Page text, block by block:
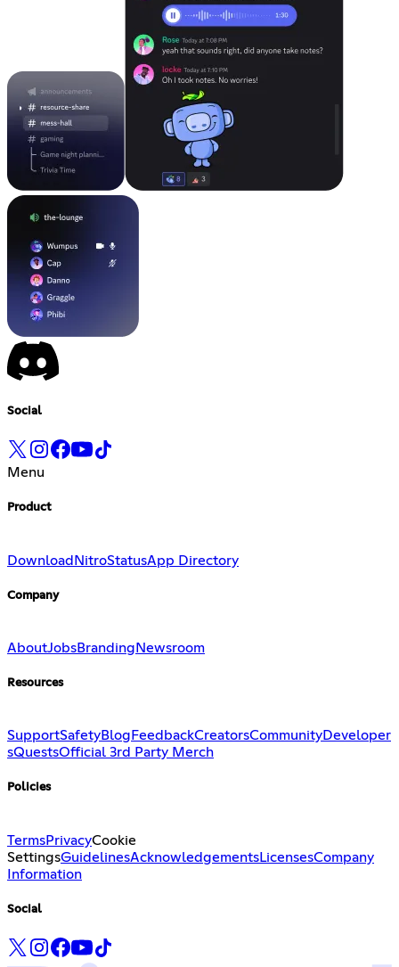
Social
Menu
Product
Download NitroStatusApp Directory
Company
AboutJobsBranding Newsroom
Resources
SupportSafetyBlog FeedbackCreatorsCommunityDeveloper
sQuestsOfficial 3rd Party Merch
Policies
TermsPrivacyCookie
SettingsGuidelinesAcknowledgementsLicensesCompany
Information
Social